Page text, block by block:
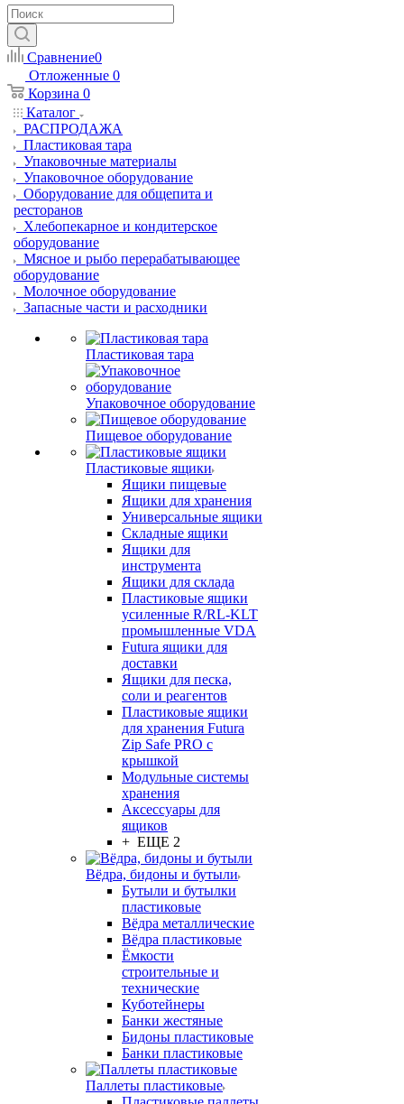
Сравнение0
Отложенные 0
Корзина 0
Каталог
РАСПРОДАЖА
Пластиковая тара
Упаковочные материалы
Упаковочное оборудование
Оборудование для общепита и
ресторанов
Хлебопекарное и кондитерское
оборудование
Мясное и рыбо перерабатывающее
оборудование
Молочное оборудование
Запасные части и расходники
Пластиковая тара
Упаковочное оборудование
Пищевое оборудование
Пластиковые ящики
Ящики пищевые
Ящики для хранения
Универсальные ящики
Складные ящики
Ящики для
инструмента
Ящики для склада
Пластиковые ящики
усиленные R/RL-KLT
промышленные VDA
Futura ящики для
доставки
Ящики для песка,
соли и реагентов
Пластиковые ящики
для хранения Futura
Zip Safe PRO с
крышкой
Модульные системы
хранения
Аксессуары для
ящиков
+ ЕЩЕ 2
Вёдра, бидоны и бутыли
Бутыли и бутылки
пластиковые
Вёдра металлические
Вёдра пластиковые
Ёмкости
строительные и
технические
Куботейнеры
Банки жестяные
Бидоны пластиковые
Банки пластиковые
Паллеты пластиковые